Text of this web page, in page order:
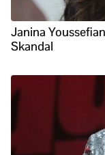
Janina
Skandal